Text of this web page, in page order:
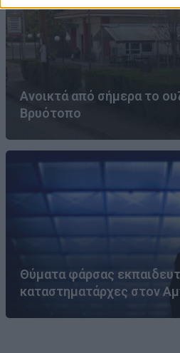
Ανοικτά από σήμερα το
Βρυότοπο
Θύματα φάρσας
καταστηματάρχες στον